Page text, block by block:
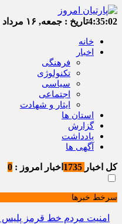
4:35:03تاریخ : جمعه, ۱۶ مرداد , ۱۴۰۵
خانه
اخبار
فرهنگی
تکنولوژی
سیاسی
اجتماعی
ایثار و شهادت
استان ها
گزارش
یادداشت
آگهی ها
کل اخبار اخبار امروز : 0
سرخط خبرها
امنیت مردم خط قرمز پلیس است/ افزایش ۴۳ درصدی کشفیات مواد مخدر و